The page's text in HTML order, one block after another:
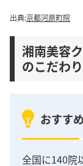
出典:京都河原町院
湘南美容
のこだわ
おすす
全国に140院